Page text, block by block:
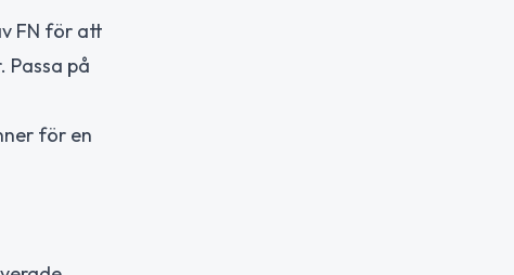
FN för att
på
för en